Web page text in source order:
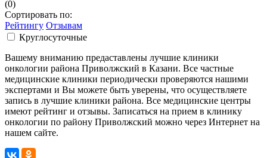
(0)
Сортировать по:
Рейтингу Отзывам
Круглосуточные
Вашему вниманию предаставлены лучшие клиники
онкологии района Приволжский в Казани. Все частные
медицинские клиники периодически проверяются нашими
экспертами и Вы можете быть уверены, что осуществляете
запись в лучшие клиники района. Все медицинские центры
имеют рейтинг и отзывы. Записаться на прием в клинику
онкологии по району Приволжский можно через Интернет на
нашем сайте.